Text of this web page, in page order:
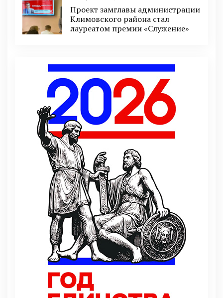
Проект замглавы администрации
Климовского района стал
лауреатом премии «Служение»